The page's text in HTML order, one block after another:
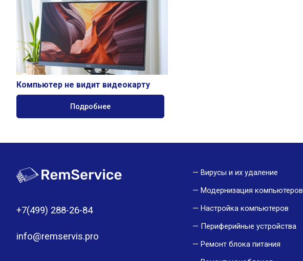
Компьютер не видит видеокарту
Подробнее
+7(499) 288-26-84
info@remservis.pro
Вирусы и их удаление
Модернизация компьютеров
Настройка компьютеров
Периферийные устройства
Ремонт блока питания